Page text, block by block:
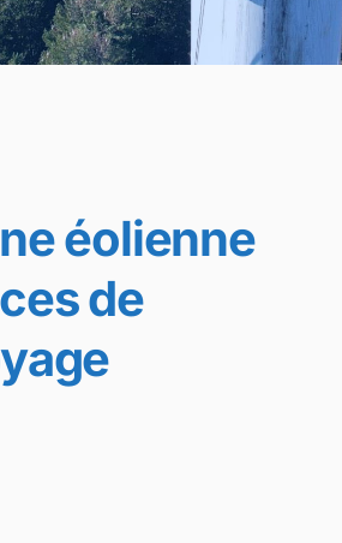
éolienne
de